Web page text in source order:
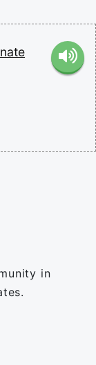
in